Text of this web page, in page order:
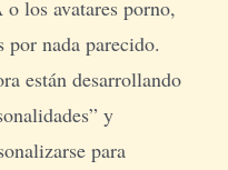
los avatares porno,
nada parecido.
están desarrollando
y
para